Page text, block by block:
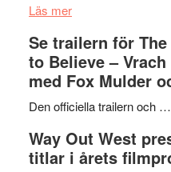
Läs merom
Sweden
Jazz
Festival
2026
II
Internationella
Se trailern för
to Believe –
med Fox Mulder
Den officiella trailern och …
Way Out West
titlar i årets